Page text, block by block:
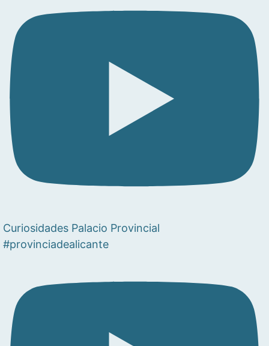
Curiosidades Palacio Provincial
#provinciadealicante